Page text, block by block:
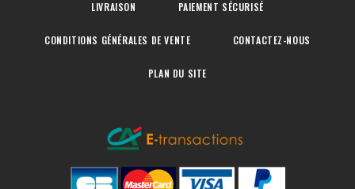
LIVRAISON PAIEMENT SÉCURISÉ
CONDITIONS GÉNÉRALES DE VENTE CONTACTEZ-NOUS
PLAN DU SITE